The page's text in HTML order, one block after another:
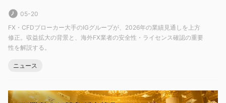
ツールと機能を提供しています。ただし、このプラットフォーム
は初心者トレーダーにとってはより複雑かもしれません。
モバイルアプリはiOSとAndroidで利用でき、トレーダーは移動
中に取引することができます。
入金と出金
入金額は必要ありません。
05-20
FX・CFDブローカー大手のIGグループが、2026年の業績見通しを上方
修正。収益拡大の背景と、海外FX業者の安全性・ライセンス確認の重要
性を解説する。
ニュース